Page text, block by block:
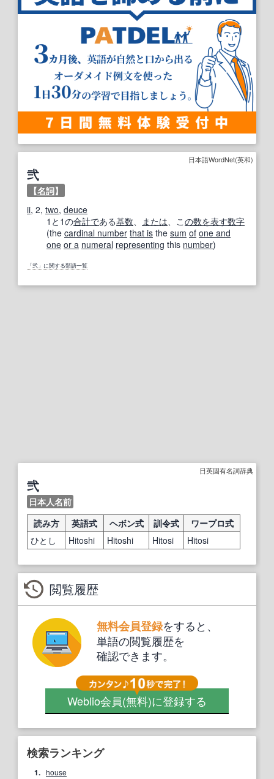
日本語WordNet(英和)
弐
【名詞】
ii, 2, two, deuce
1と1の合計である基数 または 、こ の数を表す数字
(the cardinal number that is the sum of one and
one or a numeral representing this number)
「弐」に関する類語一覧
日英固有名詞辞典
弐
日本人名前
読み方
英語式 ヘボン式 訓令式
ワープロ式
ひとし
Hitoshi Hitoshi Hitosi Hitosi
閲覧履歴
無料会員登録をすると、
単語の閲覧履歴を
確認できます。
Weblio会員(無料)に登録する
検索ランキング
1. house